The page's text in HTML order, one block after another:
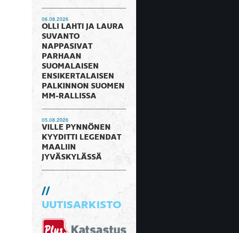
06.08.2026
OLLI LAHTI JA LAURA
SUVANTO
NAPPASIVAT
PARHAAN
SUOMALAISEN
ENSIKERTALAISEN
PALKINNON SUOMEN
MM-RALLISSA
05.08.2026
VILLE PYNNÖNEN
KYYDITTI LEGENDAT
MAALIIN
JYVÄSKYLÄSSÄ
UUTISARKISTO